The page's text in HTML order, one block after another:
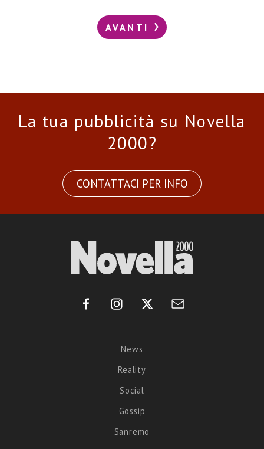
AVANTI
La tua pubblicità su Novella
2000?
CONTATTACI PER INFO
News
Reality
Social
Gossip
Sanremo